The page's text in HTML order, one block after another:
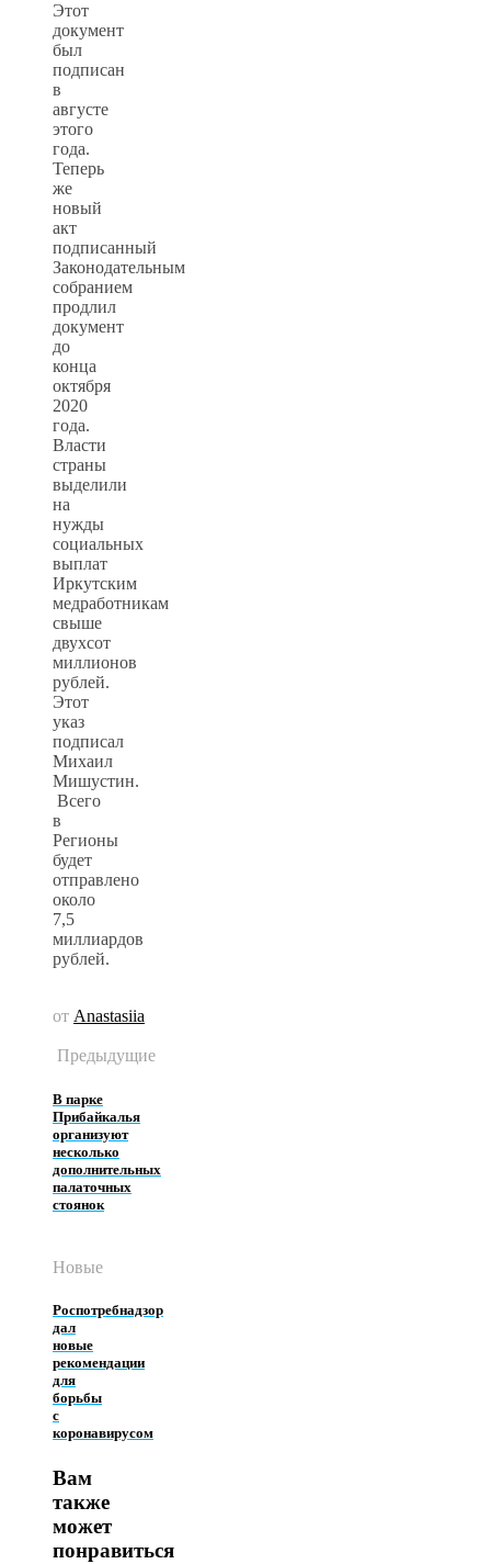
Этот
документ
был
подписан
в
августе
этого
года.
Теперь
же
новый
акт
подписанный
Законодательным
собранием
продлил
документ
до
конца
октября
2020
года.
Власти
страны
выделили
на
нужды
социальных
выплат
Иркутским
медработникам
свыше
двухсот
миллионов
рублей.
Этот
указ
подписал
Михаил
Мишустин.
Всего
в
Регионы
будет
отправлено
около
7,5
миллиардов
рублей.
от Anastasiia
Предыдущие
В парке
Прибайкалья
организуют
несколько
дополнительных
палаточных
стоянок
Новые
Роспотребнадзор
дал
новые
рекомендации
для
борьбы
с
коронавирусом
Вам
также
может
понравиться